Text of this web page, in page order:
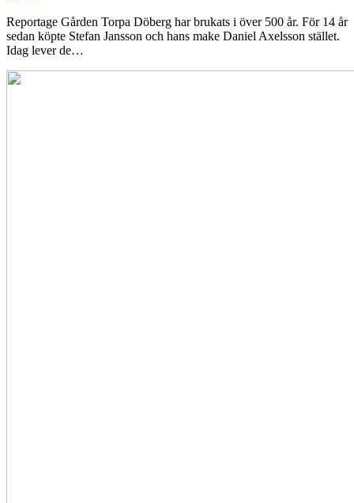
Reportage Gården Torpa Döberg har brukats i över 500 år. För 14 år
sedan köpte Stefan Jansson och hans make Daniel Axelsson stället.
Idag lever de…